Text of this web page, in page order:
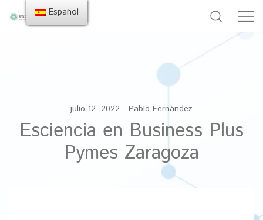
julio 12, 2022 Pablo Fernández
Esciencia en Business Plus
Pymes Zaragoza
Español